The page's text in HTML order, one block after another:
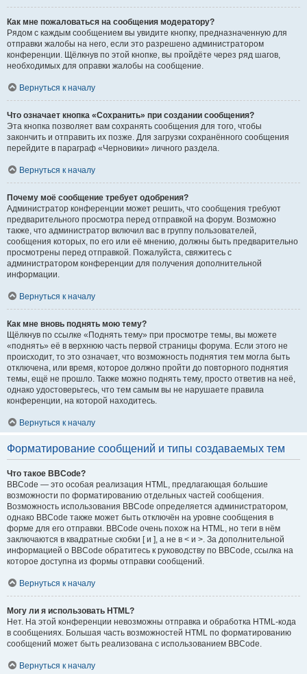
Как мне пожаловаться на сообщения модератору?
Рядом с каждым сообщением вы увидите кнопку, предназначенную для
отправки жалобы на него, если это разрешено администратором
конференции. Щёлкнув по этой кнопке, вы пройдёте через ряд шагов,
необходимых для оправки жалобы на сообщение.
Вернуться к началу
Что означает кнопка «Сохранить» при создании сообщения?
Эта кнопка позволяет вам сохранять сообщения для того, чтобы
закончить и отправить их позже. Для загрузки сохранённого сообщения
перейдите в параграф «Черновики» личного раздела.
Вернуться к началу
Почему моё сообщение требует одобрения?
Администратор конференции может решить, что сообщения требуют
предварительного просмотра перед отправкой на форум. Возможно
также, что администратор включил вас в группу пользователей,
сообщения которых, по его или её мнению, должны быть предварительно
просмотрены перед отправкой. Пожалуйста, свяжитесь с
администратором конференции для получения дополнительной
информации.
Вернуться к началу
Как мне вновь поднять мою тему?
Щёлкнув по ссылке «Поднять тему» при просмотре темы, вы можете
«поднять» её в верхнюю часть первой страницы форума. Если этого не
происходит, то это означает, что возможность поднятия тем могла быть
отключена, или время, которое должно пройти до повторного поднятия
темы, ещё не прошло. Также можно поднять тему, просто ответив на неё,
однако удостоверьтесь, что тем самым вы не нарушаете правила
конференции, на которой находитесь.
Вернуться к началу
Форматирование сообщений и типы создаваемых тем
Что такое BBCode?
BBCode — это особая реализация HTML, предлагающая большие
возможности по форматированию отдельных частей сообщения.
Возможность использования BBCode определяется администратором,
однако BBCode также может быть отключён на уровне сообщения в
форме для его отправки. BBCode очень похож на HTML, но теги в нём
заключаются в квадратные скобки [ и ], а не в < и >. За дополнительной
информацией о BBCode обратитесь к руководству по BBCode, ссылка на
которое доступна из формы отправки сообщений.
Вернуться к началу
Могу ли я использовать HTML?
Нет. На этой конференции невозможны отправка и обработка HTML-кода
в сообщениях. Большая часть возможностей HTML по форматированию
сообщений может быть реализована с использованием BBCode.
Вернуться к началу